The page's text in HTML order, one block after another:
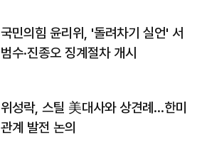
국민의힘 윤리위, '돌려차기 실언' 서
범수·진종오 징계절차 개시
위성락, 스틸 美대사와 상견례…한미
관계 발전 논의